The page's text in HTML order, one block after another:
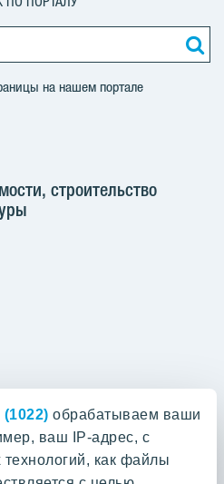
обрабатываем ваши
ваш IP-адрес, с
технологий, как файлы
на нашем портале
строительство